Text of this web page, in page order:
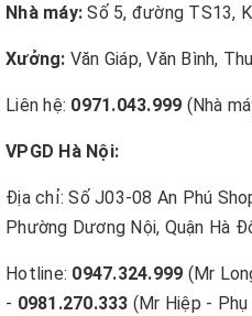
Nhà máy: Số 5, đường TS13,
Xưởng: Văn Giáp, Văn Bình,
Liên hệ: 0971.043.999 (Nhà
VPGD Hà Nội:
Địa chỉ: Số J03-08 An Phú
Phường Dương Nội, Quận Hà
Hotline: 0947.324.999 (Mr
- 0981.270.333 (Mr Hiệp -